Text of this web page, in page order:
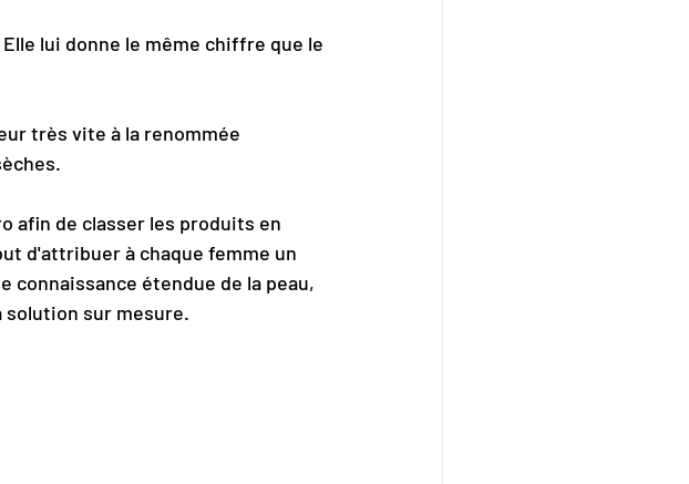
Elle lui donne le même chiffre que le
très vite à la renommée
afin de classer les produits en
d'attribuer à chaque femme un
connaissance étendue de la peau,
solution sur mesure.